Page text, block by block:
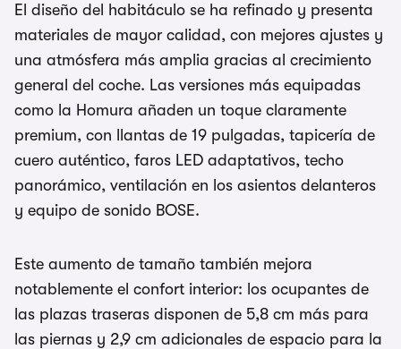
El diseño del habitáculo se ha refinado y presenta
materiales de mayor calidad, con mejores ajustes y
una atmósfera más amplia gracias al crecimiento
general del coche. Las versiones más equipadas
como la Homura añaden un toque claramente
premium, con llantas de 19 pulgadas, tapicería de
cuero auténtico, faros LED adaptativos, techo
panorámico, ventilación en los asientos delanteros
y equipo de sonido BOSE.
Este aumento de tamaño también mejora
notablemente el confort interior: los ocupantes de
las plazas traseras disponen de 5,8 cm más para
las piernas y 2,9 cm adicionales de espacio para la